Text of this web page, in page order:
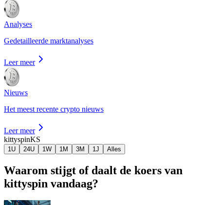
Analyses
Gedetailleerde marktanalyses
Leer meer
Nieuws
Het meest recente crypto nieuws
Leer meer
kittyspinKS
1U 24U 1W 1M 3M 1J Alles
Waarom stijgt of daalt de koers van
kittyspin vandaag?